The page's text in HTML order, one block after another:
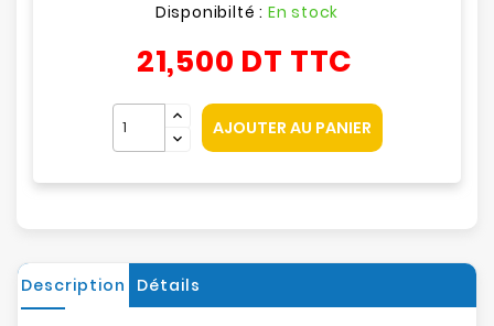
Disponibilté : En stock
21,500 DT TTC
AJOUTER AU PANIER
Description Détails